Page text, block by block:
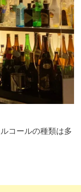
コールの種類は多